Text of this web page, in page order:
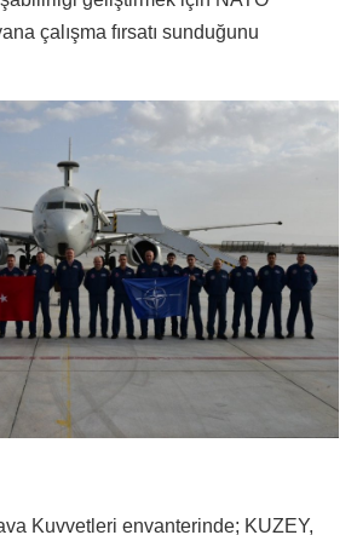
çalışma fırsatı sunduğunu
Kuvvetleri envanterinde; KUZEY,